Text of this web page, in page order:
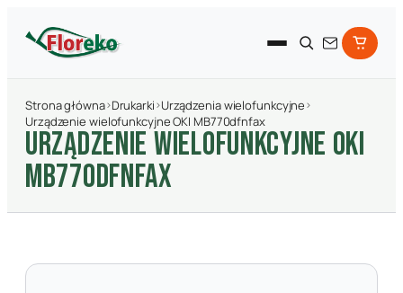
Strona główna›Drukarki›Urządzenia wielofunkcyjne›
Urządzenie wielofunkcyjne OKI MB770dfnfax
URZąDZENIE WIELOFUNKCYJNE OKI
MB770DFNFAX